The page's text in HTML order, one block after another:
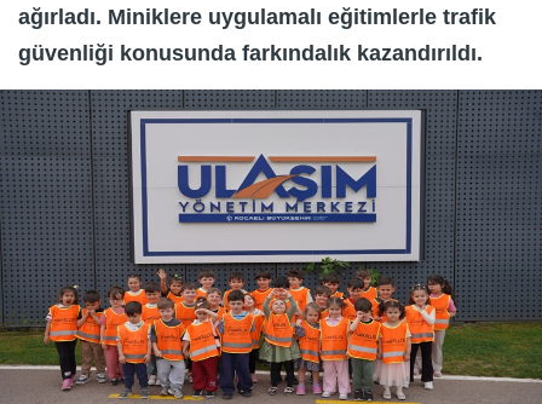
ağırladı. Miniklere uygulamalı eğitimlerle trafik
güvenliği konusunda farkındalık kazandırıldı.